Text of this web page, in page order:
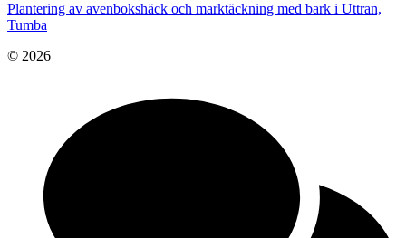
Plantering av avenbokshäck och marktäckning med bark i Uttran,
Tumba
© 2026